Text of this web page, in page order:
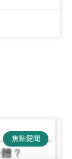
焦點健聞